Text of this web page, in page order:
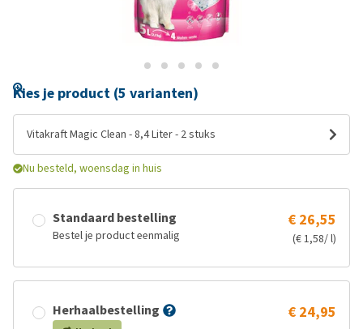
Kies je product (5 varianten)
Vitakraft Magic Clean - 8,4 Liter - 2 stuks
Nu besteld, woensdag in huis
Standaard bestelling
Bestel je product eenmalig
€ 26,55
(€ 1,58/ l)
Herhaalbestelling € 24,95